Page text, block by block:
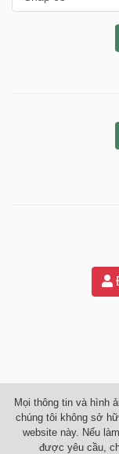
Mọi thông tin và hình
chúng tôi không sở
website này. Nếu
được yêu cầu,